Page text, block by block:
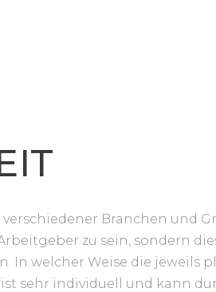
Branchen und
zu sein, sondern
In welcher Weise die jeweils
sehr individuell und kann